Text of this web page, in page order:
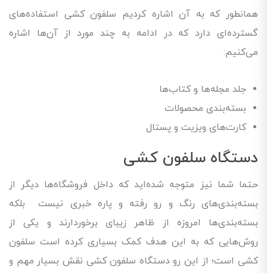
همانطور که به آن اشاره کردیم سلفون کشی استفاده‌های
گسترده‌ای دارد که در ادامه به چند مورد از آن‌ها اشاره
می‌کنیم:
جلد مجله‌ها و کتاب‌ها
بسته‌بندی محصولات
کارت‌های ویزیت و پستال
دستگاه سلفون کشی
حتما شما نیز متوجه شده‌اید که داخل فروشگاه‌ها دیگر از
بسته‌بندی‌های رنگ و رو رفته و پاره خبری نیست بلکه
بسته‌بندی‌ها امروزه از ظاهر زیبای برخوردارند و یکی از
روش‌هایی که به این هدف کمک بسیاری کرده است سلفون
کشی است؛ از این رو دستگاه سلفون کشی نقش بسیار مهم و